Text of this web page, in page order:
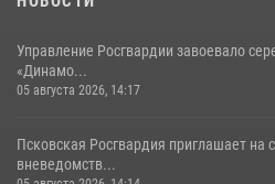
Управление Росгвардии завоевало
«Динамо...
05 августа 2026, 14:17
Псковская Росгвардия приглашает на
вневедомств...